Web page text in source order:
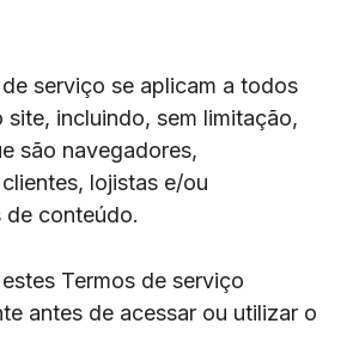
de serviço se aplicam a todos
site, incluindo, sem limitação,
são navegadores,
lojistas e/ou
conteúdo.
Termos de serviço
antes de acessar ou utilizar o